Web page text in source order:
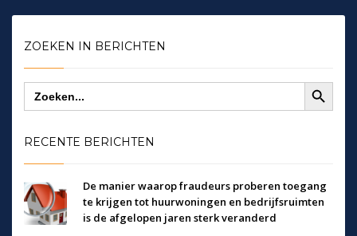
ZOEKEN IN BERICHTEN
Zoek
naar:
Zoekknop
RECENTE BERICHTEN
De manier waarop fraudeurs proberen toegang
te krijgen tot huurwoningen en bedrijfsruimten
is de afgelopen jaren sterk veranderd